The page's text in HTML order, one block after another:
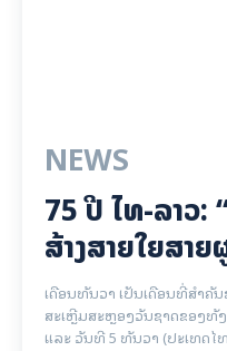
NEWS
75 ປີ ​ໄທ-ລາວ:
ສ້າງສາຍໃຍ​ສາ
ເດືອນທັນວາ ເປັນເດືອນທີ່ສຳຄັ
ສະເຫຼີມສະຫຼອງວັນຊາດຂອງທັ
ແລະ ວັນທີ 5 ທັນວາ (ປະເທດໄ